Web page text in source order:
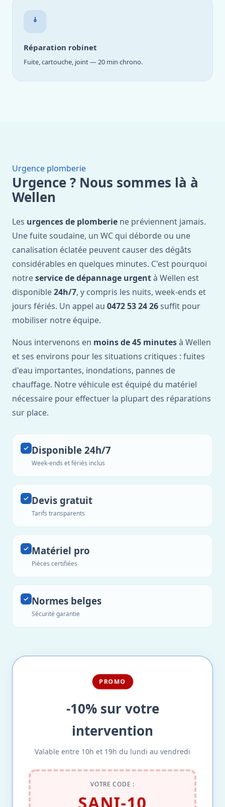
Réparation robinet
Fuite, cartouche, joint — 20 min chrono.
Urgence plomberie
Urgence ? Nous sommes là à
Wellen
Les urgences de plomberie ne préviennent jamais.
Une fuite soudaine, un WC qui déborde ou une
canalisation éclatée peuvent causer des dégâts
considérables en quelques minutes. C'est pourquoi
notreservice de dépannage urgentà Wellen est
disponible24h/7, y compris les nuits, week-ends et
jours fériés. Un appel au 0472 53 24 26 suffit pour
mobiliser notre équipe.
Nous intervenons en moins de 45 minutesà Wellen
et ses environs pour les situations critiques : fuites
d'eau importantes, inondations, pannes de
chauffage. Notre véhicule est équipé du matériel
nécessaire pour effectuer la plupart des réparations
sur place.
Disponible 24h/7
Week-ends et fériés inclus
Devis gratuit
Tarifs transparents
Matériel pro
Pièces certifiées
Normes belges
Sécurité garantie
PROMO
-10% sur votre
intervention
Valable entre 10h et 19h du lundi au vendredi
VOTRE CODE :